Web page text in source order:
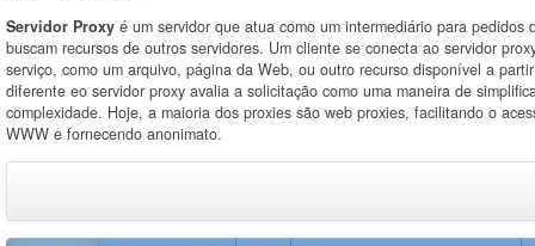
Servidor Proxy é um servidor que atua como um intermediário para pedidos
buscam recursos de outros servidores. Um cliente se conecta ao servidor
serviço, como um arquivo, página da Web, ou outro recurso disponível a
diferente eo servidor proxy avalia a solicitação como uma maneira de
complexidade. Hoje, a maioria dos proxies são web proxies, facilitando o
WWW e fornecendo anonimato.